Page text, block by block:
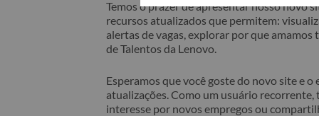
Temos o prazer de apresentar nosso novo
recursos atualizados que permitem:
alertas de vagas, explorar por que
de Talentos da Lenovo.
Esperamos que você goste do novo site e
atualizações. Como um usuário
interesse por novos empregos ou